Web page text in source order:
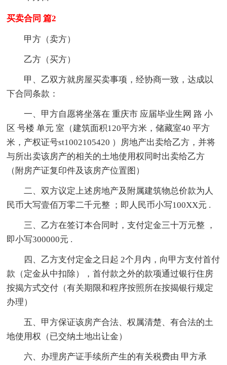
买卖合同 篇2
甲方（卖方）
乙方（买方）
甲、乙双方就房屋买卖事项，经协商一致，达成以
下合同条款：
一、甲方自愿将坐落在 重庆市 应届毕业生网 路 小
区 号楼 单元 室（建筑面积120平方米，储藏室40 平方
米，产权证号st1002105420 ）房地产出卖给乙方，并将
与所出卖该房产的相关的土地使用权同时出卖给乙方
（附房产证复印件及该房产位置图）
二、双方议定上述房地产及附属建筑物总价款为人
民币大写壹佰万零二千元整 ；即人民币小写100XX元 .
三、乙方在签订本合同时，支付定金三十万元整 ，
即小写300000元 .
四、乙方支付定金之日起 2个月内，向甲方支付首付
款（定金从中扣除），首付款之外的款项通过银行住房
按揭方式交付（有关期限和程序按照所在按揭银行规定
办理）
五、甲方保证该房产合法、权属清楚、有合法的土
地使用权（已交纳土地出让金）
六、办理房产证手续所产生的有关税费由 甲方承